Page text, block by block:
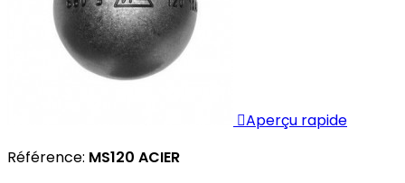
Aperçu rapide
Référence: MS120 ACIER